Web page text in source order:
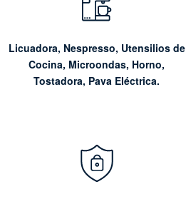
Licuadora, Nespresso, Utensilios de
Cocina, Microondas, Horno,
Tostadora, Pava Eléctrica.